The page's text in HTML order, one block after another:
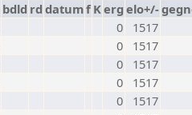
bdld rd datumf Kerg elo+/-
0
1517
0
1517
0
1517
0
1517
0
1517